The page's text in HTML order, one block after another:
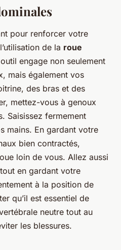
pour renforcer votre
de la roue
engage non seulement
mais également vos
des bras et des
mettez-vous à genoux
Saisissez fermement
mains. En gardant votre
bien contractés,
loin de vous. Allez aussi
en gardant votre
à la position de
qu’il est essentiel de
neutre tout au
les blessures.